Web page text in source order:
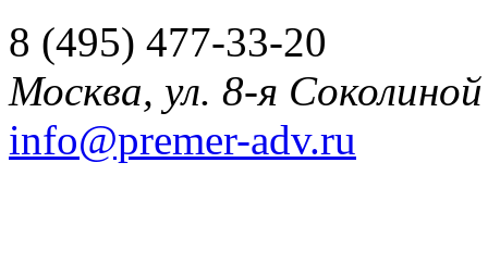
8 (495) 477-33-20
Москва, ул. 8-я
info@premer-adv.ru